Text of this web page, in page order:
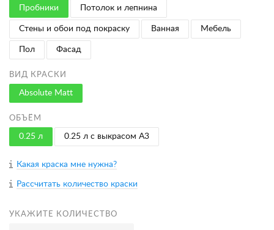
Пробники Потолок и лепнина
Стены и обои под покраску Ванная Мебель
Пол Фасад
ВИД КРАСКИ
Absolute Matt
ОБЪЁМ
0.25 л 0.25 л с выкрасом A3
Какая краска мне нужна?
Рассчитать количество краски
УКАЖИТЕ КОЛИЧЕСТВО